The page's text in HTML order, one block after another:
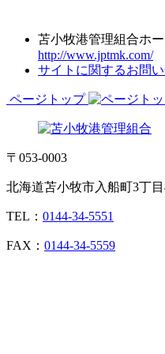
苫小牧港管理組合ホ
http://www.jptmk.com/
サイトに関するお問
ページトップ
〒053-0003
北海道苫小牧市入船町3丁
TEL： 0144-34-5551
FAX： 0144-34-5559